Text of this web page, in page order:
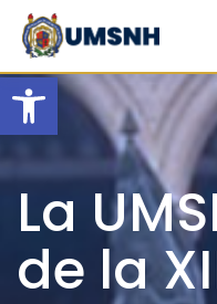
Open
Skip
content
La
de la